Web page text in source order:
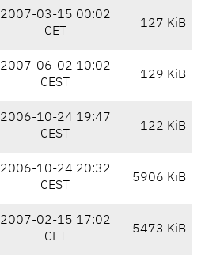
2007-03-15 00:02
CET
127 KiB
2007-06-02 10:02
CEST
129 KiB
2006-10-24 19:47
CEST
122 KiB
2006-10-24 20:32
CEST
5906 KiB
2007-02-15 17:02
CET
5473 KiB